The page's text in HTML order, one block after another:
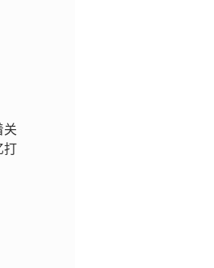
关
打